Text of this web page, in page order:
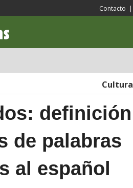
Contacto |
Cultura
definición
de palabras
al español